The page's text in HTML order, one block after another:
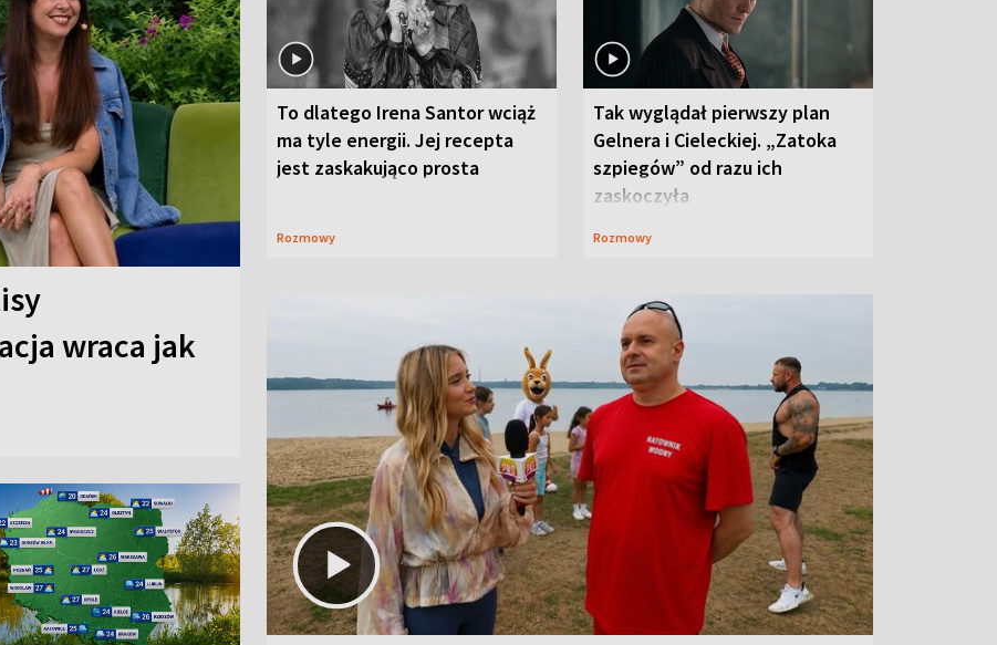
wraca jak
To dlatego Irena Santor wciąż
ma tyle energii. Jej recepta
jest zaskakująco prosta
Rozmowy
Tak wyglądał pierwszy plan
Gelnera i Cieleckiej. „Zatoka
szpiegów” od razu ich
zaskoczyła
Rozmowy